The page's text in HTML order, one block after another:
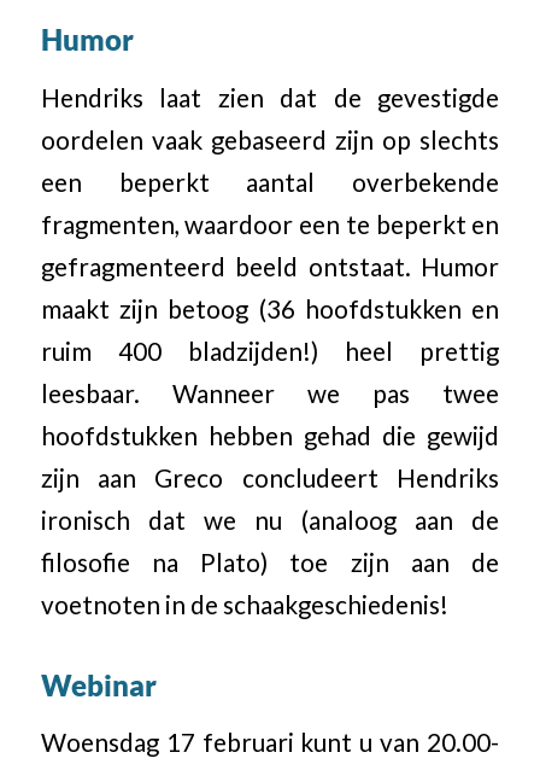
Humor
Hendriks laat zien dat de gevestigde
oordelen vaak gebaseerd zijn op slechts
een beperkt aantal overbekende
fragmenten, waardoor een te beperkt en
gefragmenteerd beeld ontstaat. Humor
maakt zijn betoog (36 hoofdstukken en
ruim 400 bladzijden!) heel prettig
leesbaar. Wanneer we pas twee
hoofdstukken hebben gehad die gewijd
zijn aan Greco concludeert Hendriks
ironisch dat we nu (analoog aan de
filosofie na Plato) toe zijn aan de
voetnoten in de schaakgeschiedenis!
Webinar
Woensdag 17 februari kunt u van 20.00-